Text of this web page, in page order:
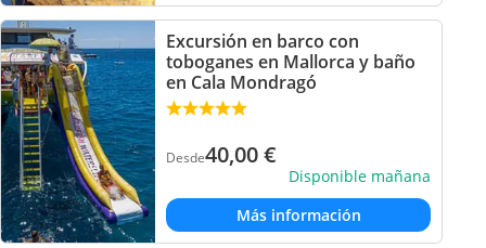
Excursión en barco con
toboganes en Mallorca y baño
en Cala Mondragó
Desde40,00€
Disponible mañana
Más información